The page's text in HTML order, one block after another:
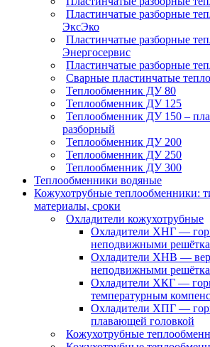
Пластинчатые разборные
ЭксЭко
Пластинчатые разборные
Энергосервис
Пластинчатые разборные
Сварные пластинчатые
Теплообменник ДУ 80
Теплообменник ДУ 125
Теплообменник ДУ 150 –
разборный
Теплообменник ДУ 200
Теплообменник ДУ 250
Теплообменник ДУ 300
Теплообменники водяные
Кожухотрубные теплообменники:
материалы, сроки
Охладители кожухотрубные
Охладители ХНГ —
неподвижными
Охладители ХНВ —
неподвижными
Охладители ХКГ —
температурным
Охладители ХПГ —
плавающей головкой
Кожухотрубные